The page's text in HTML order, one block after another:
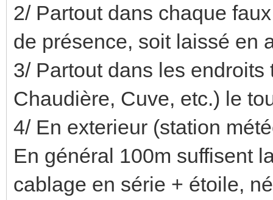
2/ Partout dans chaque
de présence, soit laissé en
3/ Partout dans les
Chaudière, Cuve, etc.) le
4/ En exterieur (station
En général 100m suffisent
cablage en série + étoile,